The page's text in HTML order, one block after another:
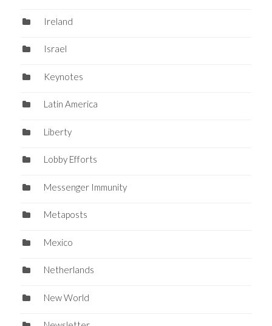
Ireland
Israel
Keynotes
Latin America
Liberty
Lobby Efforts
Messenger Immunity
Metaposts
Mexico
Netherlands
New World